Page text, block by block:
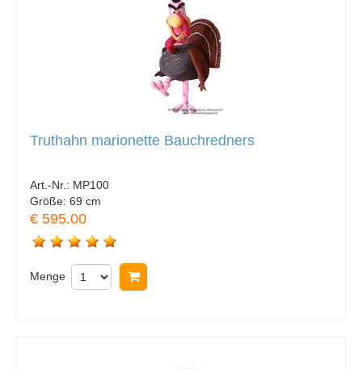
Truthahn marionette Bauchredners
Art.-Nr.: MP100
Größe: 69 cm
€ 595.00
Menge